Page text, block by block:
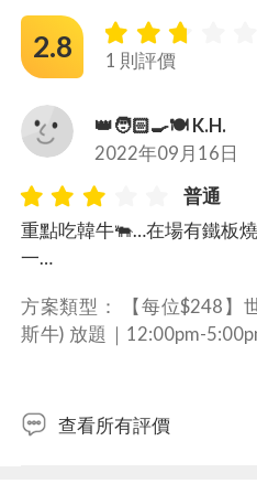
2.8 1 則評價
👑🧑🏻‍🍳🍽 K.H.
2022年09月16日
普通
重點吃韓牛🐃…在場有鐵板
一…
方案類型：
【每位$248】
斯牛) 放題｜12:00pm-
查看所有評價